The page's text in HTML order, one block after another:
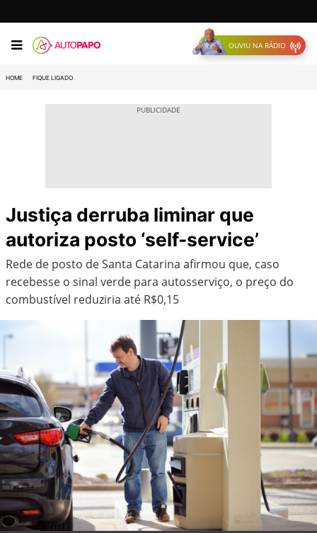
OUVIU NA RÁDIO
HOME FIQUE LIGADO
Justiça derruba liminar que
autoriza posto ‘self-service’
Rede de posto de Santa Catarina afirmou que, caso
recebesse o sinal verde para autosserviço, o preço do
combustível reduziria até R$0,15